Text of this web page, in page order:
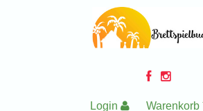
Login Warenkorb